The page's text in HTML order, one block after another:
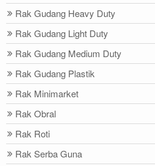
Rak Gudang Heavy Duty
Rak Gudang Light Duty
Rak Gudang Medium Duty
Rak Gudang Plastik
Rak Minimarket
Rak Obral
Rak Roti
Rak Serba Guna